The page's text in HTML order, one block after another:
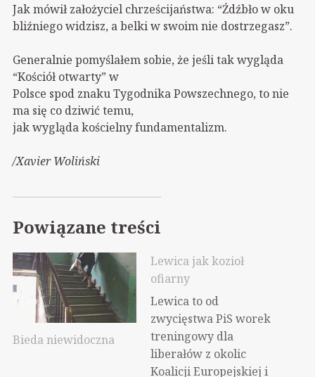
Jak mówił założyciel chrześcijaństwa: “Źdźbło w oku
bliźniego widzisz, a belki w swoim nie dostrzegasz”.
Generalnie pomyślałem sobie, że jeśli tak wygląda
“Kościół otwarty” w
Polsce spod znaku Tygodnika Powszechnego, to nie
ma się co dziwić temu,
jak wygląda kościelny fundamentalizm.
/Xavier Woliński
Powiązane treści
Bieda niewidoczna
Lewica jak kozioł
ofiarny
Lewica to od
zwycięstwa PiS worek
treningowy dla
liberałów z okolic
Koalicji Europejskiej i